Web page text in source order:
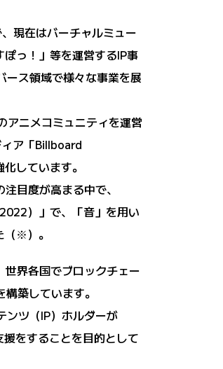
現在はバーチャルミュー
っ！」等を運営するIP事
ス領域で様々な事業を展
ニメコミュニティを運営
ア「Billboard
しています。
目度が高まる中で、
）」で、「音」を用い
※）。
界各国でブロックチェー
築しています。
ツ（IP）ホルダーが
をすることを目的として